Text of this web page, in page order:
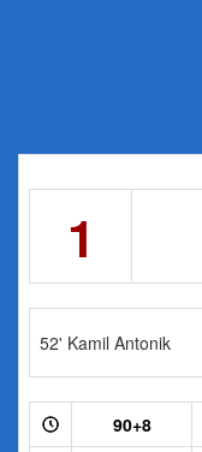
1
52' Kamil Antonik
90+8